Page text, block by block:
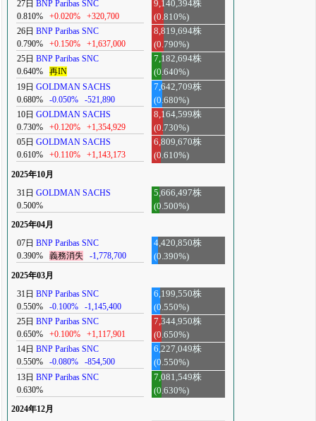
27日 BNP Paribas SNC
0.810%
+0.020% +320,700
9,140,394株
(0.810%)
26日 BNP Paribas SNC
0.790%
+0.150% +1,637,000
8,819,694株
(0.790%)
25日 BNP Paribas SNC
0.640%
再IN
7,182,694株
(0.640%)
19日 GOLDMAN SACHS
0.680%
-0.050% -521,890
7,642,709株
(0.680%)
10日 GOLDMAN SACHS
0.730%
+0.120% +1,354,929
8,164,599株
(0.730%)
05日 GOLDMAN SACHS
0.610%
+0.110% +1,143,173
6,809,670株
(0.610%)
2025年10月
31日 GOLDMAN SACHS
0.500%
5,666,497株
(0.500%)
2025年04月
07日 BNP Paribas SNC
0.390%
義務消失 -1,778,700
4,420,850株
(0.390%)
2025年03月
31日 BNP Paribas SNC
0.550%
-0.100% -1,145,400
6,199,550株
(0.550%)
25日 BNP Paribas SNC
0.650%
+0.100% +1,117,901
7,344,950株
(0.650%)
14日 BNP Paribas SNC
0.550%
-0.080% -854,500
6,227,049株
(0.550%)
13日 BNP Paribas SNC
0.630%
7,081,549株
(0.630%)
2024年12月